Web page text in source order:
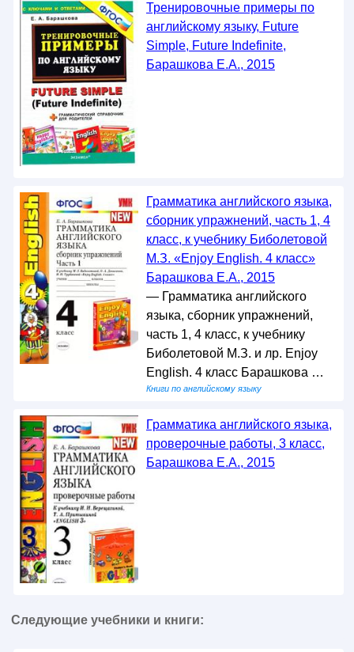
Тренировочные примеры по
английскому языку, Future
Simple, Future Indefinite,
Барашкова Е.А., 2015
Грамматика английского языка,
сборник упражнений, часть 1, 4
класс, к учебнику Биболетовой
М.З. «Enjoy English. 4 класс»
Барашкова Е.А., 2015
— Грамматика английского
языка, сборник упражнений,
часть 1, 4 класс, к учебнику
Биболетовой М.З. и лр. Enjoy
English. 4 класс Барашкова …
Книги по английскому языку
Грамматика английского языка,
проверочные работы, 3 класс,
Барашкова Е.А., 2015
Следующие учебники и книги: